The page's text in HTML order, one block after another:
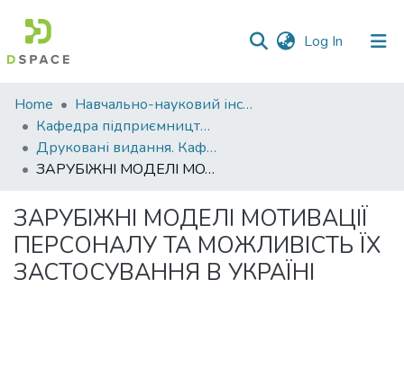
Log In (current)
Communities
&
Collections
All of DSpace
Statistics
Home
Навчально-науковий інститут економіки, управління, права та інформаційних технологій
Кафедра підприємництва і права
Друковані видання. Кафедра підприємництва і права
ЗАРУБІЖНІ МОДЕЛІ МОТИВАЦІЇ ПЕРСОНАЛУ ТА МОЖЛИВІСТЬ ЇХ ЗАСТОСУВАННЯ В УКРАЇНІ
ЗАРУБІЖНІ МОДЕЛІ МОТИВАЦІЇ
ПЕРСОНАЛУ ТА МОЖЛИВІСТЬ ЇХ
ЗАСТОСУВАННЯ В УКРАЇНІ